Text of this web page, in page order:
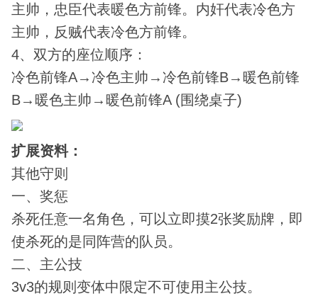
主帅，忠臣代表暖色方前锋。内奸代表冷色方
主帅，反贼代表冷色方前锋。
4、双方的座位顺序：
冷色前锋A→冷色主帅→冷色前锋B→暖色前锋
B→暖色主帅→暖色前锋A (围绕桌子)
扩展资料：
其他守则
一、奖惩
杀死任意一名角色，可以立即摸2张奖励牌，即
使杀死的是同阵营的队员。
二、主公技
3v3的规则变体中限定不可使用主公技。